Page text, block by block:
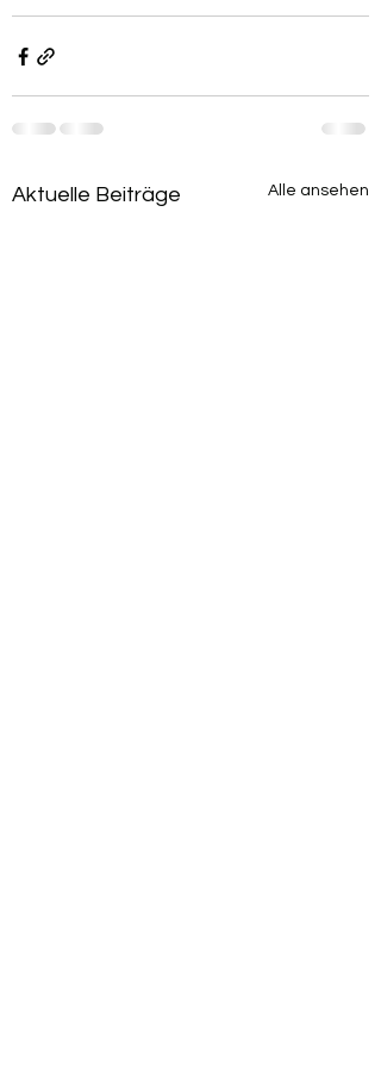
Aktuelle Beiträge Alle ansehen